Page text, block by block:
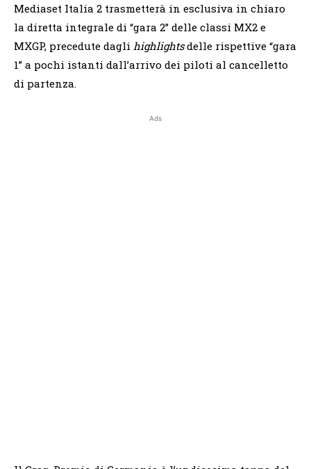
Mediaset Italia 2 trasmetterà in esclusiva in chiaro
la diretta integrale di “gara 2” delle classi MX2 e
MXGP, precedute dagli highlightsdelle rispettive “gara
1” a pochi istanti dall’arrivo dei piloti al cancelletto
di partenza.
Ads